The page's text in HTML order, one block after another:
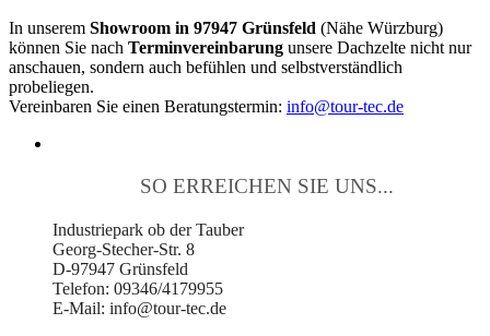
In unserem Showroom in 97947 Grünsfeld (Nähe Würzburg)
können Sie nach Terminvereinbarung unsere Dachzelte nicht nur
anschauen, sondern auch befühlen und selbstverständlich
probeliegen.
Vereinbaren Sie einen Beratungstermin: info@tour-tec.de
SO ERREICHEN SIE UNS...
Industriepark ob der Tauber
Georg-Stecher-Str. 8
D-97947 Grünsfeld
Telefon: 09346/4179955
E-Mail: info@tour-tec.de